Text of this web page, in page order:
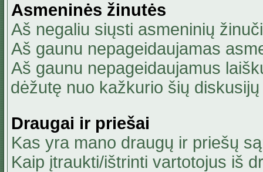
Asmeninės žinutės
Aš negaliu siųsti asmeninių
Aš gaunu nepageidaujamas
Aš gaunu nepageidaujamus
dėžutę nuo kažkurio šių
Draugai ir priešai
Kas yra mano draugų ir priešų
Kaip įtraukti/ištrinti vartotojus iš